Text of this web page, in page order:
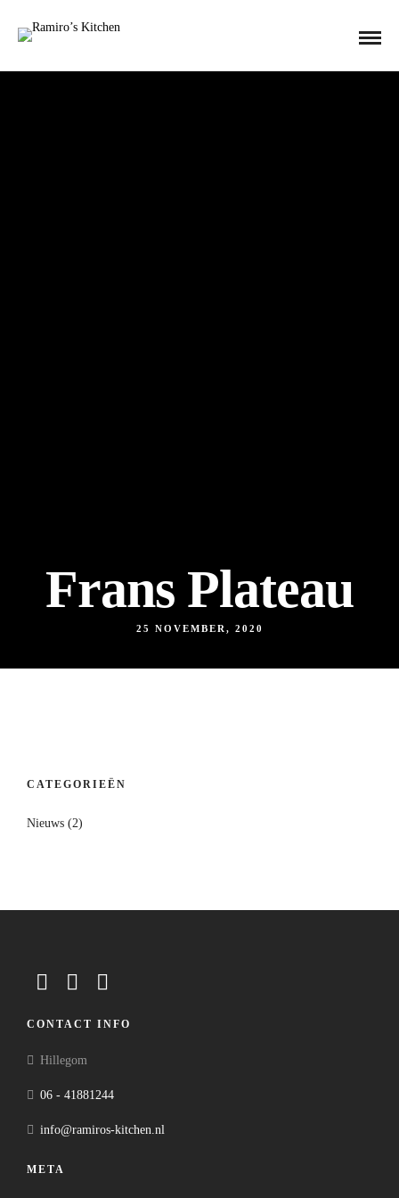
Frans Plateau
25 NOVEMBER, 2020
CATEGORIEËN
Nieuws (2)
CONTACT INFO
Hillegom
06 - 41881244
info@ramiros-kitchen.nl
META